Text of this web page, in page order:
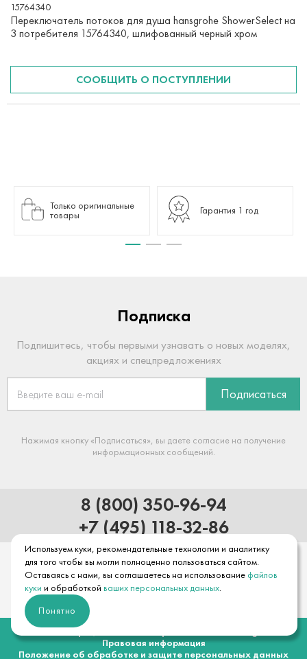
Используем куки, рекомендательные технологии и аналитику
для того чтобы вы могли полноценно пользоваться сайтом.
Оставаясь с нами, вы соглашаетесь на использование файлов
куки и обработкой ваших персональных данных.
Понятно
15764340
Переключатель потоков для душа hansgrohe ShowerSelect на
3 потребителя 15764340, шлифованный черный хром
СООБЩИТЬ О ПОСТУПЛЕНИИ
Только оригинальные
товары
Гарантия 1 год
Подписка
Подпишитесь, чтобы первыми узнавать о новых моделях,
акциях и спецпредложениях
Подписаться
Нажимая кнопку «Подписаться», вы даете согласие на получение
информационных сообщений.
8 (800) 350-96-94
+7 (495) 118-32-86
© 2026 Официальный интернет-магазин hansgrohe
Правовая информация
Положение об обработке и защите персональных данных